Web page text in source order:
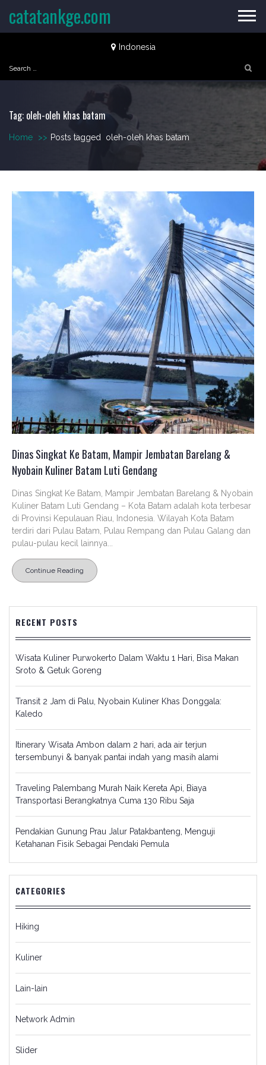
Indonesia
Search
for:
catatankge.com
Tag: oleh-oleh khas batam
Home >> Posts tagged oleh-oleh khas batam
Dinas Singkat Ke Batam, Mampir Jembatan Barelang &
Nyobain Kuliner Batam Luti Gendang
Dinas Singkat Ke Batam, Mampir Jembatan Barelang & Nyobain
Kuliner Batam Luti Gendang – Kota Batam adalah kota terbesar
di Provinsi Kepulauan Riau, Indonesia. Wilayah Kota Batam
terdiri dari Pulau Batam, Pulau Rempang dan Pulau Galang dan
pulau-pulau kecil lainnya...
Continue Reading
RECENT POSTS
Wisata Kuliner Purwokerto Dalam Waktu 1 Hari, Bisa Makan
Sroto & Getuk Goreng
Transit 2 Jam di Palu, Nyobain Kuliner Khas Donggala:
Kaledo
Itinerary Wisata Ambon dalam 2 hari, ada air terjun
tersembunyi & banyak pantai indah yang masih alami
Traveling Palembang Murah Naik Kereta Api, Biaya
Transportasi Berangkatnya Cuma 130 Ribu Saja
Pendakian Gunung Prau Jalur Patakbanteng, Menguji
Ketahanan Fisik Sebagai Pendaki Pemula
CATEGORIES
Hiking
Kuliner
Lain-lain
Network Admin
Slider